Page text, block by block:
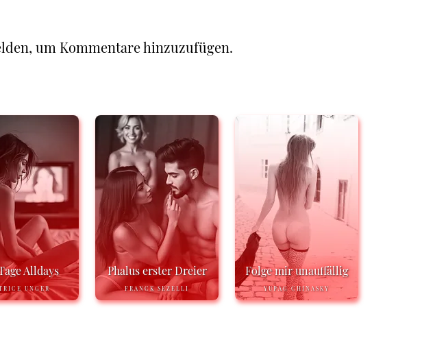
um Kommentare hinzuzufügen.
Alldays
UNGER
Phalus erster Dreier
FRANCK SEZELLI
Folge mir unauffällig
YUPAG CHINASKY